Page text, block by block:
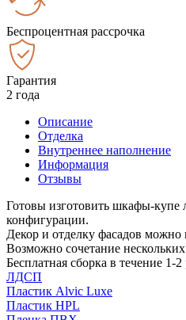
Беспроцентная рассрочка
Гарантия
2 года
Описание
Отделка
Внутреннее наполнение
Информация
Отзывы
Готовы изготовить шкафы-купе
конфигурации.
Декор и отделку фасадов
Возможно сочетание
Бесплатная сборка в течение 1-
ЛДСП
Пластик Alvic Luxe
Пластик HPL